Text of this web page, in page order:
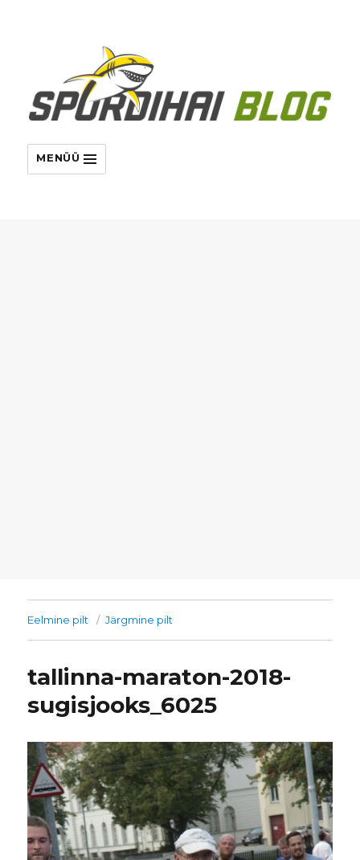
MENÜÜ
Eelmine pilt Järgmine pilt
tallinna-maraton-2018-
sugisjooks_6025